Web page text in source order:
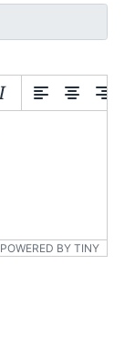
POWERED BY TINY